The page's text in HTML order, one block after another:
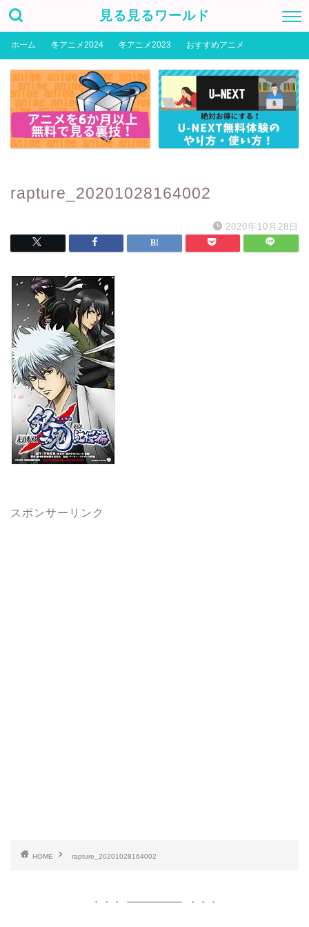
見る見るワールド
ホーム 冬アニメ2024 冬アニメ2023 おすすめアニメ
rapture_20201028164002
2020年10月28日
スポンサーリンク
HOME rapture_20201028164002